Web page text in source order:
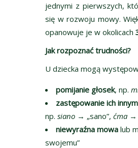
jednymi z pierwszych,
się w rozwoju mowy.
opanowuje je w okolicach
Jak rozpoznać trudności?
U dziecka mogą
pomijanie głosek, np.
zastępowanie ich
np. siano → „sano”, ćma →
niewyraźna mowa lub
swojemu”